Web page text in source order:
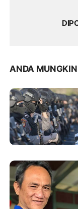
ANDA